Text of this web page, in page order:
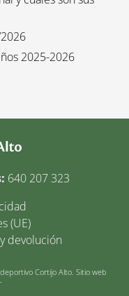
2025-2026
640 207 323
(UE)
devolución
Cortijo Alto. Sitio web